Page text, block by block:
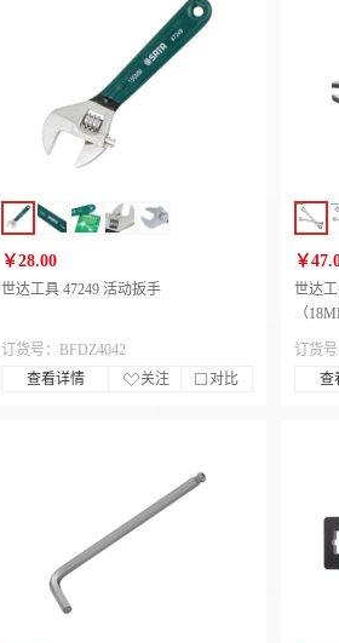
￥28.00
世达工具 47249 活动扳手
订货号：BFDZ4042
查看详情
关注 对比
￥
世达
（
订货
查